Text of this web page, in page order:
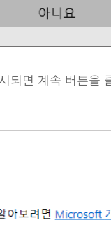
되면 계속 버튼을